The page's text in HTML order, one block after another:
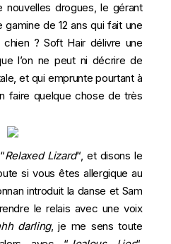
nouvelles drogues, le gérant
gamine de 12 ans qui fait une
? Soft Hair délivre une
l’on ne peut ni décrire de
et qui emprunte pourtant à
faire quelque chose de très
Relaxed Lizard“, et disons le
si vous êtes allergique au
introduit la danse et Sam
le relais avec une voix
darling, je me sens toute